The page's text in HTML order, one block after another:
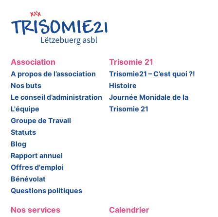
Association
A propos de l’association
Nos buts
Le conseil d’administration
L'équipe
Groupe de Travail
Statuts
Blog
Rapport annuel
Offres d'emploi
Bénévolat
Questions politiques
Trisomie 21
Trisomie21 – C’est quoi ?!
Histoire
Journée Monidale de la
Trisomie 21
Nos services Calendrier